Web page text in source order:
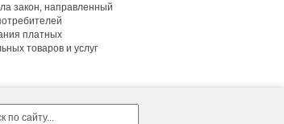
закон, направленный
платных
товаров и услуг